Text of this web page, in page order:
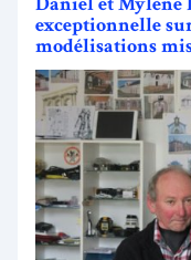
exceptionnelle
modélisations